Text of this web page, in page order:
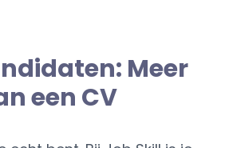
Meer
een CV